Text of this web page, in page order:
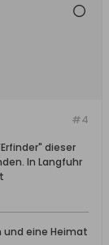
#4
dieser
In Langfuhr
und eine Heimat